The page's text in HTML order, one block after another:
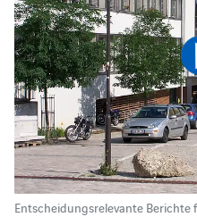
Entscheidungsrelevante Berichte